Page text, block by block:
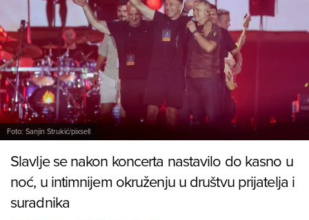
Foto: Sanjin Strukić/pixsell
Slavlje se nakon koncerta nastavilo do kasno u
noć, u intimnijem okruženju u društvu prijatelja i
suradnika